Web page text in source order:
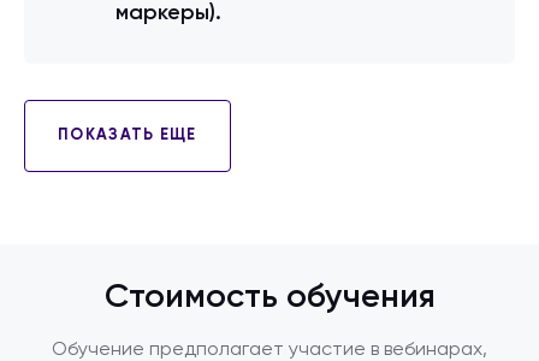
маркеры).
ПОКАЗАТЬ ЕЩЕ
Стоимость обучения
Обучение предполагает участие в вебинарах,